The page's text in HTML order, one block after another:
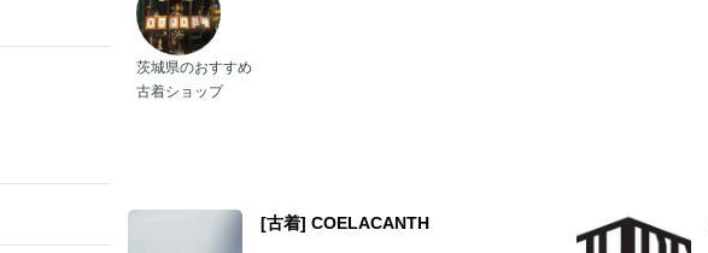
茨城県のおすすめ古着ショップ
茨城県のおすすめ
古着ショップ
[古着] COELACANTH